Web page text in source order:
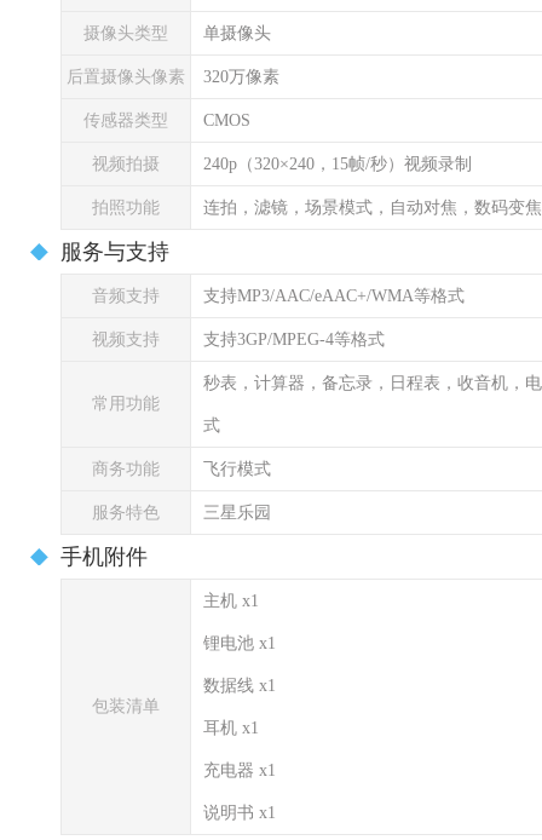
摄像头类型 单摄像头
后置摄像头像素 320万像素
传感器类型 CMOS
视频拍摄 240p（320×240，15帧/秒）视频录制
拍照功能 连拍，滤镜，场景模式，自动对焦，数码变焦
服务与支持
音频支持 支持MP3/AAC/eAAC+/WMA等格式
视频支持 支持3GP/MPEG-4等格式
常用功能
秒表，计算器，备忘录，日程表，收音机，
式
商务功能 飞行模式
服务特色 三星乐园
手机附件
包装清单
主机 x1
锂电池 x1
数据线 x1
耳机 x1
充电器 x1
说明书 x1